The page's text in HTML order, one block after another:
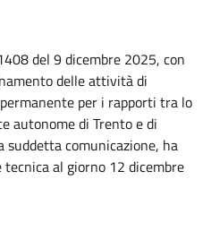
del 9 dicembre 2025, con
delle attività di
per i rapporti tra lo
autonome di Trento e di
suddetta comunicazione, ha
al giorno 12 dicembre